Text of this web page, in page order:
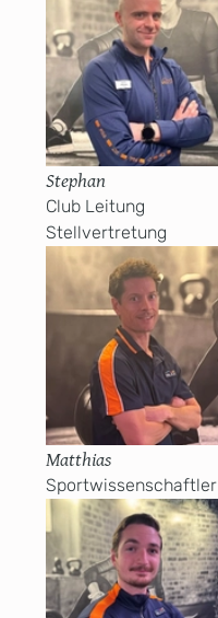
Stephan
Club Leitung
Stellvertretung
Matthias
Sportwissenschaftler